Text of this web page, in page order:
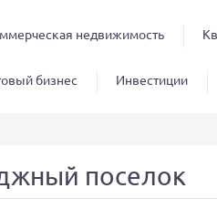
недвижимость
бизнес Инвестиции
поселок